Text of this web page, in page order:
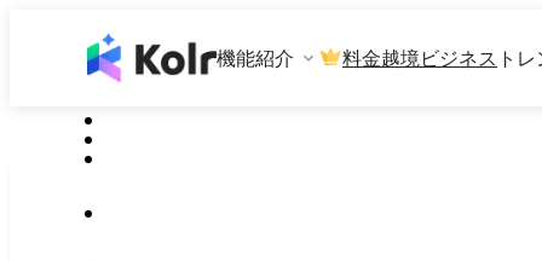
機能紹介 料金越境ビジネス ト